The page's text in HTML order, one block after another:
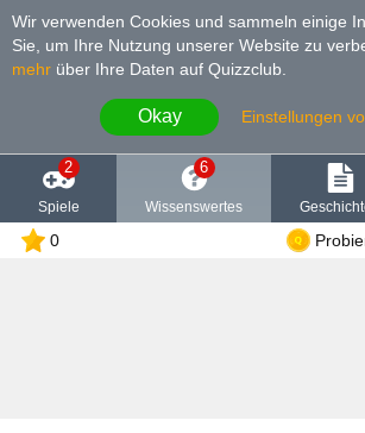
Wir verwenden Cookies und sammeln einige
Sie, um Ihre Nutzung unserer Website zu
mehr über Ihre Daten auf Quizzclub.
Okay Einstellungen
2
Spiele
6
Wissenswertes
0